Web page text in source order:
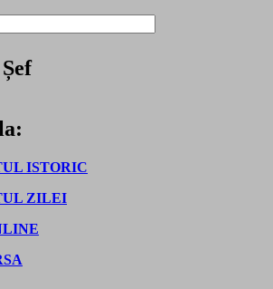
ISTORIC
ZILEI